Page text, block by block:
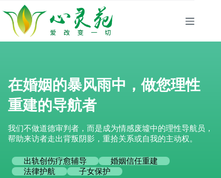
至
在婚姻的暴风雨中，做您理性
重建的导航者
我们不做道德审判者，而是成为情感废墟中的理性导航员，
帮助来访者走出背叛阴影，重拾关系或自我的主动权。
出轨创伤疗愈辅导
婚姻信任重建
法律护航
子女保护